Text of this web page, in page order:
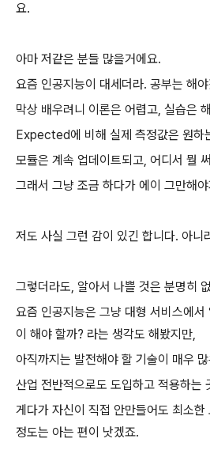
요.
아마 저같은 분들 많을거에요.
요즘 인공지능이 대세더라. 공부는 해
막상 배우려니 이론은 어렵고, 실습은
Expected에 비해 실제 측정값은 원하
모듈은 계속 업데이트되고, 어디서 뭘
그래서 그냥 조금 하다가 에이 그만해
저도 사실 그런 감이 있긴 합니다. 아니
그렇더라도, 알아서 나쁠 것은 분명히
요즘 인공지능은 그냥 대형 서비스에
이 해야 할까? 라는 생각도 해봤지만,
아직까지는 발전해야 할 기술이 매우
산업 전반적으로도 도입하고 적용하는
게다가 자신이 직접 안만들어도 최소
정도는 아는 편이 낫겠죠.